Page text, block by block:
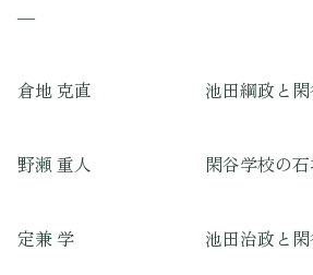
―
倉地 克直 池田綱政と閑
野瀬 重人 閑谷学校の石塀
定兼 学 池田治政と閑谷